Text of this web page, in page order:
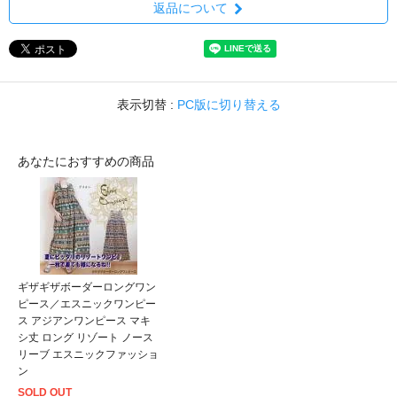
返品について
表示切替 : PC版に切り替える
あなたにおすすめの商品
ギザギザボーダーロングワン
ピース／エスニックワンピー
ス アジアンワンピース マキ
シ丈 ロング リゾート ノース
リーブ エスニックファッショ
ン
SOLD OUT